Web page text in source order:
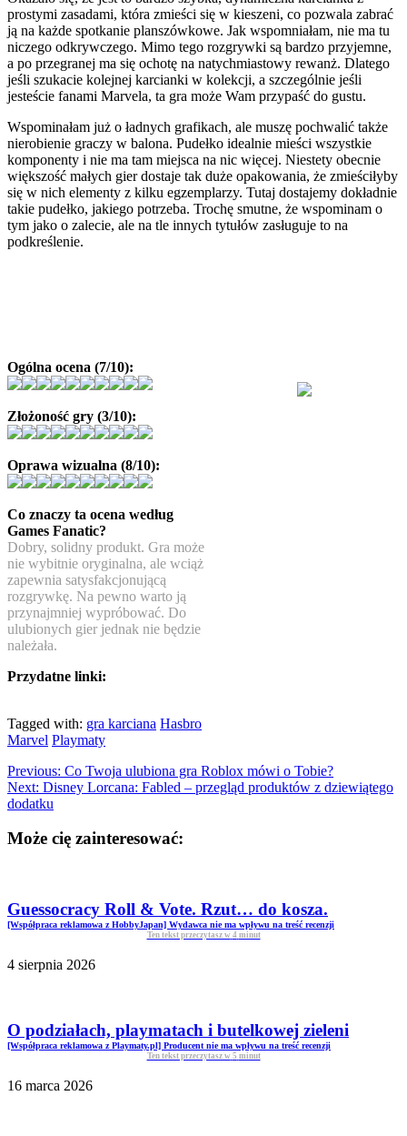
prostymi zasadami, która zmieści się w kieszeni, co pozwala zabrać
ją na każde spotkanie planszówkowe. Jak wspomniałam, nie ma tu
niczego odkrywczego. Mimo tego rozgrywki są bardzo przyjemne,
a po przegranej ma się ochotę na natychmiastowy rewanż. Dlatego
jeśli szukacie kolejnej karcianki w kolekcji, a szczególnie jeśli
jesteście fanami Marvela, ta gra może Wam przypaść do gustu.
Wspominałam już o ładnych grafikach, ale muszę pochwalić także
nierobienie graczy w balona. Pudełko idealnie mieści wszystkie
komponenty i nie ma tam miejsca na nic więcej. Niestety obecnie
większość małych gier dostaje tak duże opakowania, że zmieściłyby
się w nich elementy z kilku egzemplarzy. Tutaj dostajemy dokładnie
takie pudełko, jakiego potrzeba. Trochę smutne, że wspominam o
tym jako o zalecie, ale na tle innych tytułów zasługuje to na
podkreślenie.
Ogólna ocena (7/10):
Złożoność gry (3/10):
Oprawa wizualna (8/10):
Co znaczy ta ocena według
Games Fanatic?
Dobry, solidny produkt. Gra może
nie wybitnie oryginalna, ale wciąż
zapewnia satysfakcjonującą
rozgrywkę. Na pewno warto ją
przynajmniej wypróbować. Do
ulubionych gier jednak nie będzie
należała.
Przydatne linki:
Tagged with: gra karciana Hasbro
Marvel Playmaty
Previous: Co Twoja ulubiona gra Roblox mówi o Tobie?
Next: Disney Lorcana: Fabled – przegląd produktów z dziewiątego
dodatku
Może cię zainteresować:
Guessocracy Roll & Vote. Rzut… do kosza.
[Współpraca reklamowa z HobbyJapan] Wydawca nie ma wpływu na treść recenzji
Ten tekst przeczytasz w 4 minut
4 sierpnia 2026
O podziałach, playmatach i butelkowej zieleni
[Współpraca reklamowa z Playmaty.pl] Producent nie ma wpływu na treść recenzji
Ten tekst przeczytasz w 5 minut
16 marca 2026